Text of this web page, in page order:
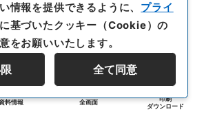
料情報 全画面
印刷
ダウンロード
情報を提供できるように、 プライ
に基づいたクッキー（Cookie）の
をお願いいたします。
全て同意